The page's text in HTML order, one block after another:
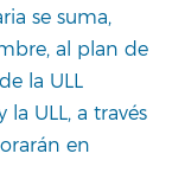
se suma,
al plan de
la ULL
ULL, a través
en